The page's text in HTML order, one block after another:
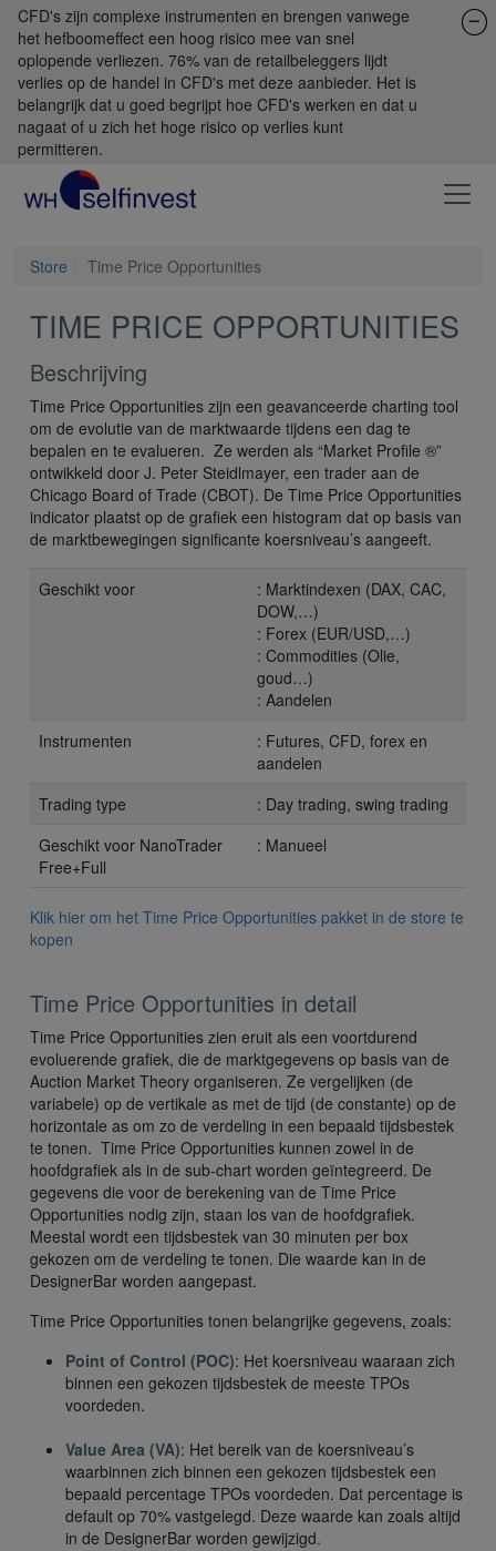
CFD's zijn complexe instrumenten en brengen vanwege
het hefboomeffect een hoog risico mee van snel
oplopende verliezen. 76% van de retailbeleggers lijdt
verlies op de handel in CFD's met deze aanbieder. Het is
belangrijk dat u goed begrijpt hoe CFD's werken en dat u
nagaat of u zich het hoge risico op verlies kunt
permitteren.
Store Time Price Opportunities
TIME PRICE OPPORTUNITIES
Beschrijving
Time Price Opportunities zijn een geavanceerde charting tool
om de evolutie van de marktwaarde tijdens een dag te
bepalen en te evalueren. Ze werden als “Market Profile ®”
ontwikkeld door J. Peter Steidlmayer, een trader aan de
Chicago Board of Trade (CBOT). De Time Price Opportunities
indicator plaatst op de grafiek een histogram dat op basis van
de marktbewegingen significante koersniveau’s aangeeft.
Geschikt voor
: Marktindexen (DAX, CAC,
DOW,…)
: Forex (EUR/USD,…)
: Commodities (Olie,
goud…)
: Aandelen
Instrumenten
: Futures, CFD, forex en
aandelen
Trading type
: Day trading, swing trading
Geschikt voor NanoTrader
Free+Full
: Manueel
Klik hier om het Time Price Opportunities pakket in de store te
kopen
Time Price Opportunities in detail
Time Price Opportunities zien eruit als een voortdurend
evoluerende grafiek, die de marktgegevens op basis van de
Auction Market Theory organiseren. Ze vergelijken (de
variabele) op de vertikale as met de tijd (de constante) op de
horizontale as om zo de verdeling in een bepaald tijdsbestek
te tonen. Time Price Opportunities kunnen zowel in de
hoofdgrafiek als in de sub-chart worden geïntegreerd. De
gegevens die voor de berekening van de Time Price
Opportunities nodig zijn, staan los van de hoofdgrafiek.
Meestal wordt een tijdsbestek van 30 minuten per box
gekozen om de verdeling te tonen. Die waarde kan in de
DesignerBar worden aangepast.
Time Price Opportunities tonen belangrijke gegevens, zoals:
Point of Control (POC): Het koersniveau waaraan zich
binnen een gekozen tijdsbestek de meeste TPOs
voordeden.
Value Area (VA): Het bereik van de koersniveau’s
waarbinnen zich binnen een gekozen tijdsbestek een
bepaald percentage TPOs voordeden. Dat percentage is
default op 70% vastgelegd. Deze waarde kan zoals altijd
in de DesignerBar worden gewijzigd.